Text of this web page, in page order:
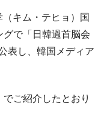
調」のウラで他業
決して良くない。
総額3兆7,000億
干ばつ
キム・テヒョ）国
で「日韓過首脳会
表し、韓国メディア
ご紹介したとおり